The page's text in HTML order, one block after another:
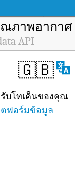
ภาพอากาศ
API
🇬🇧
บโทเค็นของคุณ
ตฟอร์มข้อมูล